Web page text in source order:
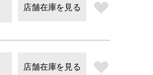
店舗在庫を見る
店舗在庫を見る